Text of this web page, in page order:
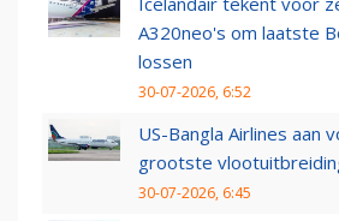
A320neo's om laatste
lossen
30-07-2026, 6:52
US-Bangla Airlines aan
grootste
30-07-2026, 6:45